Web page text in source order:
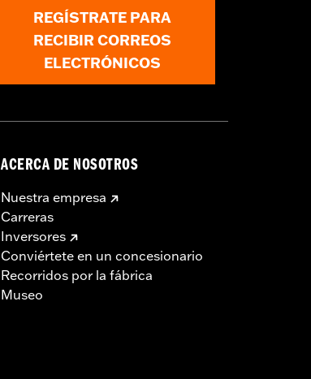
REGÍSTRATE PARA
RECIBIR CORREOS
ELECTRÓNICOS
ACERCA DE NOSOTROS
Nuestra empresa
Carreras
Inversores
Conviértete en un concesionario
Recorridos por la fábrica
Museo